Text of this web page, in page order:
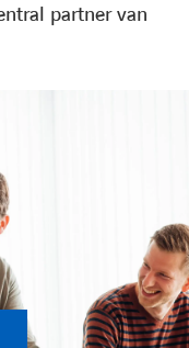
partner van